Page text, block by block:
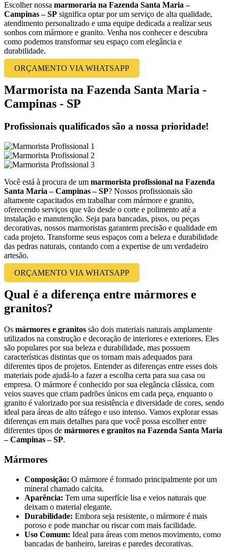
Escolher nossa marmoraria na Fazenda Santa Maria –
Campinas – SP significa optar por um serviço de alta qualidade,
atendimento personalizado e uma equipe dedicada a realizar seus
sonhos com mármore e granito. Venha nos conhecer e descubra
como podemos transformar seu espaço com elegância e
durabilidade.
ORÇAMENTO VIA WHATSAPP
Marmorista na Fazenda Santa Maria -
Campinas - SP
Profissionais qualificados são a nossa prioridade!
Você está à procura de um marmorista profissional na Fazenda
Santa Maria – Campinas – SP? Nossos profissionais são
altamente capacitados em trabalhar com mármore e granito,
oferecendo serviços que vão desde o corte e polimento até a
instalação e manutenção. Seja para bancadas, pisos, ou peças
decorativas, nossos marmoristas garantem precisão e qualidade em
cada projeto. Transforme seus espaços com a beleza e durabilidade
das pedras naturais, contando com a expertise de um verdadeiro
artesão.
ORÇAMENTO VIA WHATSAPP
Qual é a diferença entre mármores e
granitos?
Os mármores e granitos são dois materiais naturais amplamente
utilizados na construção e decoração de interiores e exteriores. Eles
são populares por sua beleza e durabilidade, mas possuem
características distintas que os tornam mais adequados para
diferentes tipos de projetos. Entender as diferenças entre esses dois
materiais pode ajudá-lo a fazer a escolha certa para sua casa ou
empresa. O mármore é conhecido por sua elegância clássica, com
veios suaves que criam padrões únicos em cada peça, enquanto o
granito é valorizado por sua resistência e diversidade de cores, sendo
ideal para áreas de alto tráfego e uso intenso. Vamos explorar essas
diferenças em mais detalhes para que você possa escolher entre
diferentes tipos de mármores e granitos na Fazenda Santa Maria
– Campinas – SP.
Mármores
Composição: O mármore é formado principalmente por um
mineral chamado calcita.
Aparência: Tem uma superfície lisa e veios naturais que
deixam o material elegante.
Durabilidade: Embora seja resistente, o mármore é mais
poroso e pode manchar ou riscar com mais facilidade.
Uso Comum: Ideal para áreas com menos movimento, como
bancadas de banheiro, lareiras e paredes decorativas.